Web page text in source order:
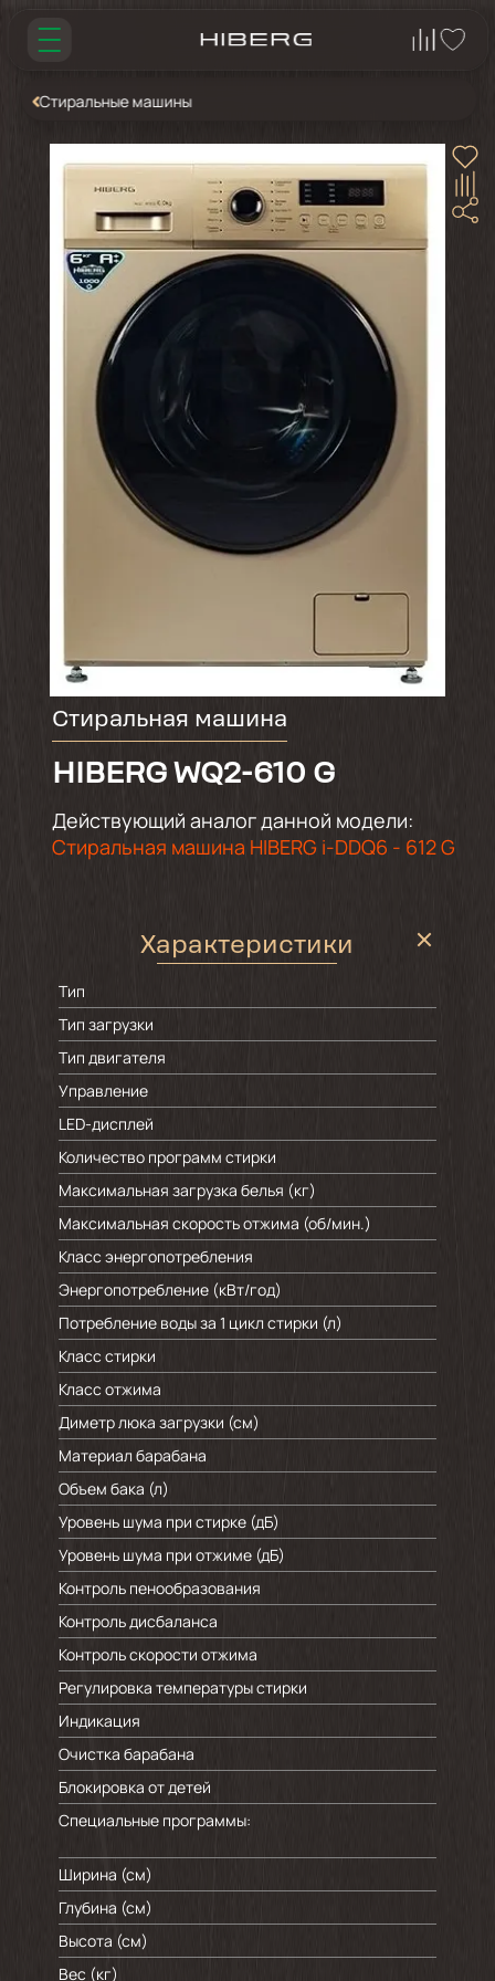
Стиральные машины
Стиральная машина
HIBERG WQ2-610 G
Действующий аналог данной модели:
Стиральная машина HIBERG i-DDQ6 - 612 G
Характеристики
Тип
Тип загрузки
Тип двигателя
Управление
LED-дисплей
Количество программ стирки
Максимальная загрузка белья (кг)
Максимальная скорость отжима (об/мин.)
Класс энергопотребления
Энергопотребление (кВт/год)
Потребление воды за 1 цикл стирки (л)
Класс стирки
Класс отжима
Диметр люка загрузки (см)
Материал барабана
Объем бака (л)
Уровень шума при стирке (дБ)
Уровень шума при отжиме (дБ)
Контроль пенообразования
Контроль дисбаланса
Контроль скорости отжима
Регулировка температуры стирки
Индикация
Очистка барабана
Блокировка от детей
Специальные программы:
Ширина (см)
Глубина (см)
Высота (см)
Вес (кг)